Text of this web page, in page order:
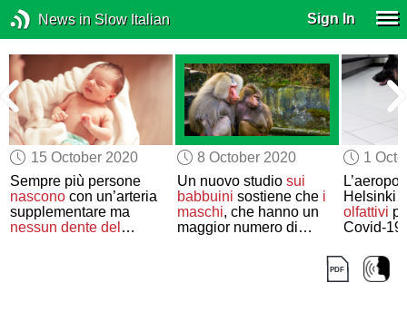
News in Slow Italian Sign In
15 October 2020
Sempre più persone
nascono con un’arteria
supplementare ma
nessun dente del
8 October 2020
Un nuovo studio sui
babbuini sostiene che i
maschi, che hanno un
maggior numero di
1
Helsinki
olfattivi
Covid-19